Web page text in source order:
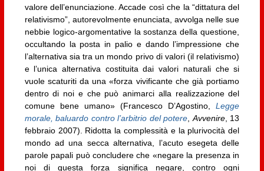
valore dell’enunciazione. Accade così che la “dittatura del
relativismo”, autorevolmente enunciata, avvolga nelle sue
nebbie logico-argomentative la sostanza della questione,
occultando la posta in palio e dando l’impressione che
l’alternativa sia tra un mondo privo di valori (il relativismo)
e l’unica alternativa costituita dai valori naturali che si
vuole scaturiti da una «forza vivificante che già portiamo
dentro di noi e che può animarci alla realizzazione del
comune bene umano» (Francesco D’Agostino,Legge
morale, baluardo contro l’arbitrio del potere Avvenire, 13
febbraio 2007). Ridotta la complessità e la plurivocità del
mondo ad una secca alternativa, l’acuto esegeta delle
parole papali può concludere che «negare la presenza in
noi di questa forza significa negare, contro ogni